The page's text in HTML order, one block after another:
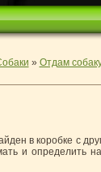
» Отдам
в коробке с
и определить